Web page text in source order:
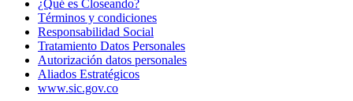
¿Qué es Closeando?
Términos y condiciones
Responsabilidad Social
Tratamiento Datos Personales
Autorización datos personales
Aliados Estratégicos
www.sic.gov.co